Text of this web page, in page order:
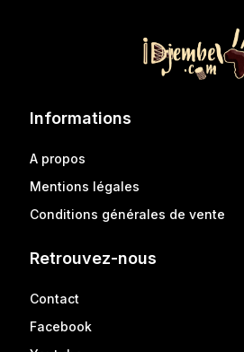
Informations
A propos
Mentions légales
Conditions générales de vente
Retrouvez-nous
Contact
Facebook